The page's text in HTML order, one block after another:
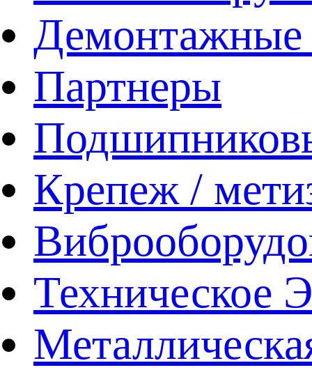
Демонтажные
Партнеры
Крепеж /
Техническое